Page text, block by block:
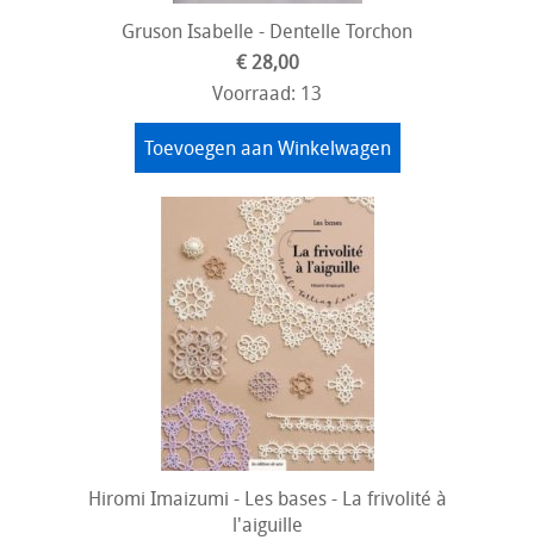
Gruson Isabelle - Dentelle Torchon
€ 28,00
Voorraad: 13
Toevoegen aan Winkelwagen
Hiromi Imaizumi - Les bases - La frivolité à
l'aiguille